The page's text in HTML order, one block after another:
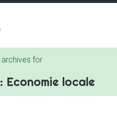
for
Economie locale